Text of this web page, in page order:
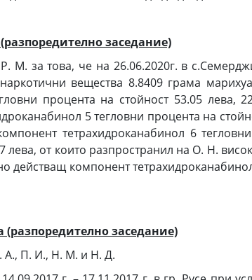
заседание)
М. за това, че на 26.06.2020г. в
вещества 8.8409 грама
процента на стойност 53.05 лева,
5 тегловни процента на
тетрахидроканабинол 6
от които разпространил на О. Н.
компонент
(разпоредително заседание)
А., П. И., Н. М. и Н. Д.